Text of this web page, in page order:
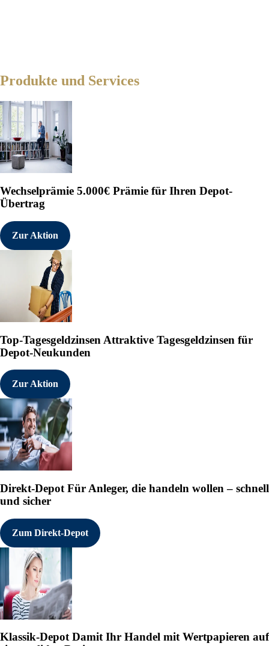
Produkte und Services
Wechselprämie 5.000€ Prämie für Ihren Depot-
Übertrag
Zur Aktion
Top-Tagesgeldzinsen Attraktive Tagesgeldzinsen für
Depot-Neukunden
Zur Aktion
Direkt-Depot Für Anleger, die handeln wollen – schnell
und sicher
Zum Direkt-Depot
Klassik-DepotDamit Ihr Handel mit Wertpapieren auf